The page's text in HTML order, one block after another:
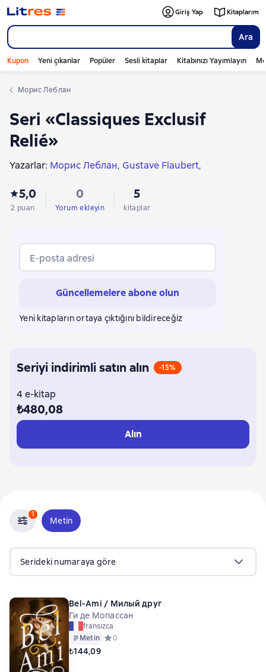
Ara
Giriş Yap Kitaplarım
Kupon Yeni çıkanlar Popüler Sesli kitaplar Kitabınızı Yayımlayın
Морис Леблан
Seri «Classiques Exclusif
Relié»
Yazarlar: Морис Леблан Gustave Flaubert
Александр Дюма-сын
5,0
2 puan
0
Yorum ekleyin
5
kitaplar
E-posta adresi
Güncellemelere abone olun
Yeni kitapların ortaya çıktığını bildireceğiz
Seriyi indirimli satın alın -15%
4 e-kitap
₺480,08
Alın
1
Metin
Serideki numaraya göre
Bel-Ami / Милый друг
Ги де Мопассан
fransızca
Metin Средний рейтинг 0 на основе 0 оценок
0
₺144,09